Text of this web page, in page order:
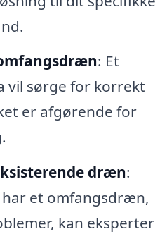
: Et
vil sørge for korrekt
er afgørende for
dræn:
har et omfangsdræn,
kan eksperter